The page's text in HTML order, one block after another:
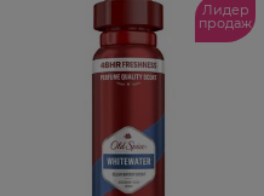
Лидер
продаж